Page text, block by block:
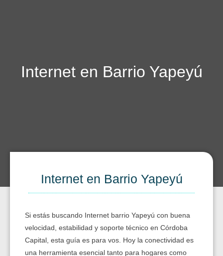
Internet en Barrio Yapeyú
Internet en Barrio Yapeyú
Si estás buscando Internet barrio Yapeyú con buena
velocidad, estabilidad y soporte técnico en Córdoba
Capital, esta guía es para vos. Hoy la conectividad es
una herramienta esencial tanto para hogares como